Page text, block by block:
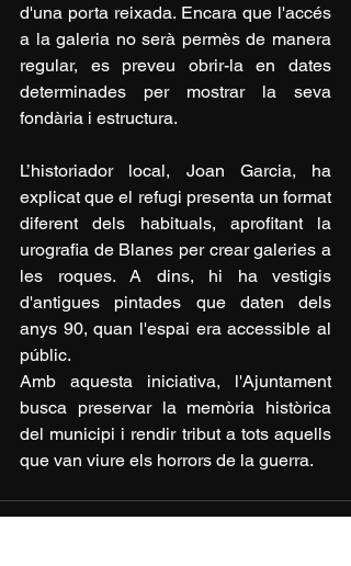
d'una porta reixada. Encara que l'accés
a la galeria no serà permès de manera
regular, es preveu obrir-la en dates
determinades per mostrar la seva
fondària i estructura.
L’historiador local, Joan Garcia, ha
explicat que el refugi presenta un format
diferent dels habituals, aprofitant la
urografia de Blanes per crear galeries a
les roques. A dins, hi ha vestigis
d'antigues pintades que daten dels
anys 90, quan l'espai era accessible al
públic.
Amb aquesta iniciativa, l'Ajuntament
busca preservar la memòria històrica
del municipi i rendir tribut a tots aquells
que van viure els horrors de la guerra.